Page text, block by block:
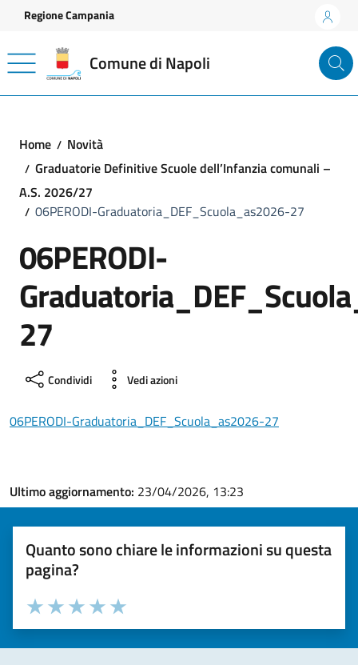
Vai ai contenuti
Vai al footer
Regione Campania
Comune di Napoli
Home
Novità
Graduatorie Definitive Scuole dell’Infanzia comunali –
A.S. 2026/27
06PERODI-Graduatoria_DEF_Scuola_as2026-27
06PERODI-
27
Condividi Vedi azioni
06PERODI-Graduatoria_DEF_Scuola_as2026-27
Ultimo aggiornamento: 23/04/2026, 13:23
Quanto sono chiare le informazioni su questa
pagina?
Valuta la chiarezza delle informazioni (da 1 a 5 stelle)
Seleziona il numero di stelle per valutare la chiarezza delle
Valuta 5 stelle su 5
Valuta 4 stelle su 5
Valuta 3 stelle su 5
Valuta 2 stelle su 5
Valuta 1 stelle su 5